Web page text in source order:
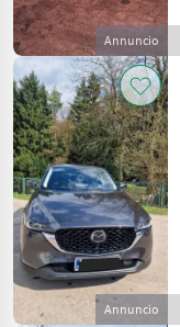
Annuncio
Annuncio